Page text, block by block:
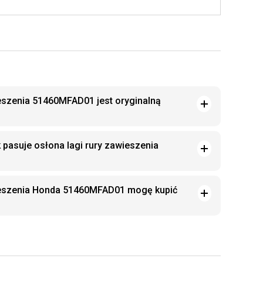
51460MFAD01 jest oryginalną
osłona lagi rury zawieszenia
Honda 51460MFAD01 mogę kupić